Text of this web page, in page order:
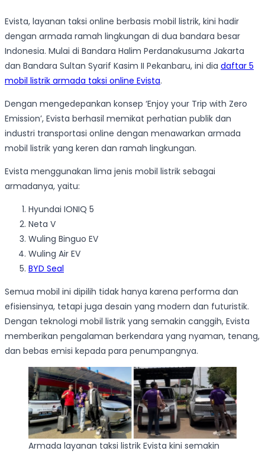
Evista, layanan taksi online berbasis mobil listrik, kini hadir
dengan armada ramah lingkungan di dua bandara besar
Indonesia. Mulai di Bandara Halim Perdanakusuma Jakarta
dan Bandara Sultan Syarif Kasim II Pekanbaru, ini dia daftar 5
mobil listrik armada taksi online Evista.
Dengan mengedepankan konsep ‘Enjoy your Trip with Zero
Emission’, Evista berhasil memikat perhatian publik dan
industri transportasi online dengan menawarkan armada
mobil listrik yang keren dan ramah lingkungan.
Evista menggunakan lima jenis mobil listrik sebagai
armadanya, yaitu:
Hyundai IONIQ 5
Neta V
Wuling Binguo EV
Wuling Air EV
BYD Seal
Semua mobil ini dipilih tidak hanya karena performa dan
efisiensinya, tetapi juga desain yang modern dan futuristik.
Dengan teknologi mobil listrik yang semakin canggih, Evista
memberikan pengalaman berkendara yang nyaman, tenang,
dan bebas emisi kepada para penumpangnya.
Armada layanan taksi listrik Evista kini semakin